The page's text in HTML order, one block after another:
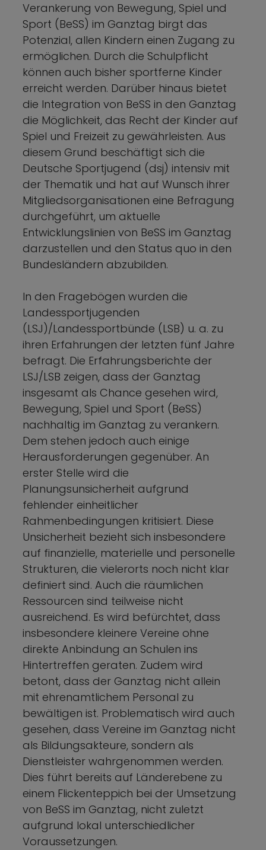
Verankerung von Bewegung, Spiel und
Sport (BeSS) im Ganztag birgt das
Potenzial, allen Kindern einen Zugang zu
ermöglichen. Durch die Schulpflicht
können auch bisher sportferne Kinder
erreicht werden. Darüber hinaus bietet
die Integration von BeSS in den Ganztag
die Möglichkeit, das Recht der Kinder auf
Spiel und Freizeit zu gewährleisten. Aus
diesem Grund beschäftigt sich die
Deutsche Sportjugend (dsj) intensiv mit
der Thematik und hat auf Wunsch ihrer
Mitgliedsorganisationen eine Befragung
durchgeführt, um aktuelle
Entwicklungslinien von BeSS im Ganztag
darzustellen und den Status quo in den
Bundesländern abzubilden.
In den Fragebögen wurden die
Landessportjugenden
(LSJ)/Landessportbünde (LSB) u. a. zu
ihren Erfahrungen der letzten fünf Jahre
befragt. Die Erfahrungsberichte der
LSJ/LSB zeigen, dass der Ganztag
insgesamt als Chance gesehen wird,
Bewegung, Spiel und Sport (BeSS)
nachhaltig im Ganztag zu verankern.
Dem stehen jedoch auch einige
Herausforderungen gegenüber. An
erster Stelle wird die
Planungsunsicherheit aufgrund
fehlender einheitlicher
Rahmenbedingungen kritisiert. Diese
Unsicherheit bezieht sich insbesondere
auf finanzielle, materielle und personelle
Strukturen, die vielerorts noch nicht klar
definiert sind. Auch die räumlichen
Ressourcen sind teilweise nicht
ausreichend. Es wird befürchtet, dass
insbesondere kleinere Vereine ohne
direkte Anbindung an Schulen ins
Hintertreffen geraten. Zudem wird
betont, dass der Ganztag nicht allein
mit ehrenamtlichem Personal zu
bewältigen ist. Problematisch wird auch
gesehen, dass Vereine im Ganztag nicht
als Bildungsakteure, sondern als
Dienstleister wahrgenommen werden.
Dies führt bereits auf Länderebene zu
einem Flickenteppich bei der Umsetzung
von BeSS im Ganztag, nicht zuletzt
aufgrund lokal unterschiedlicher
Voraussetzungen.